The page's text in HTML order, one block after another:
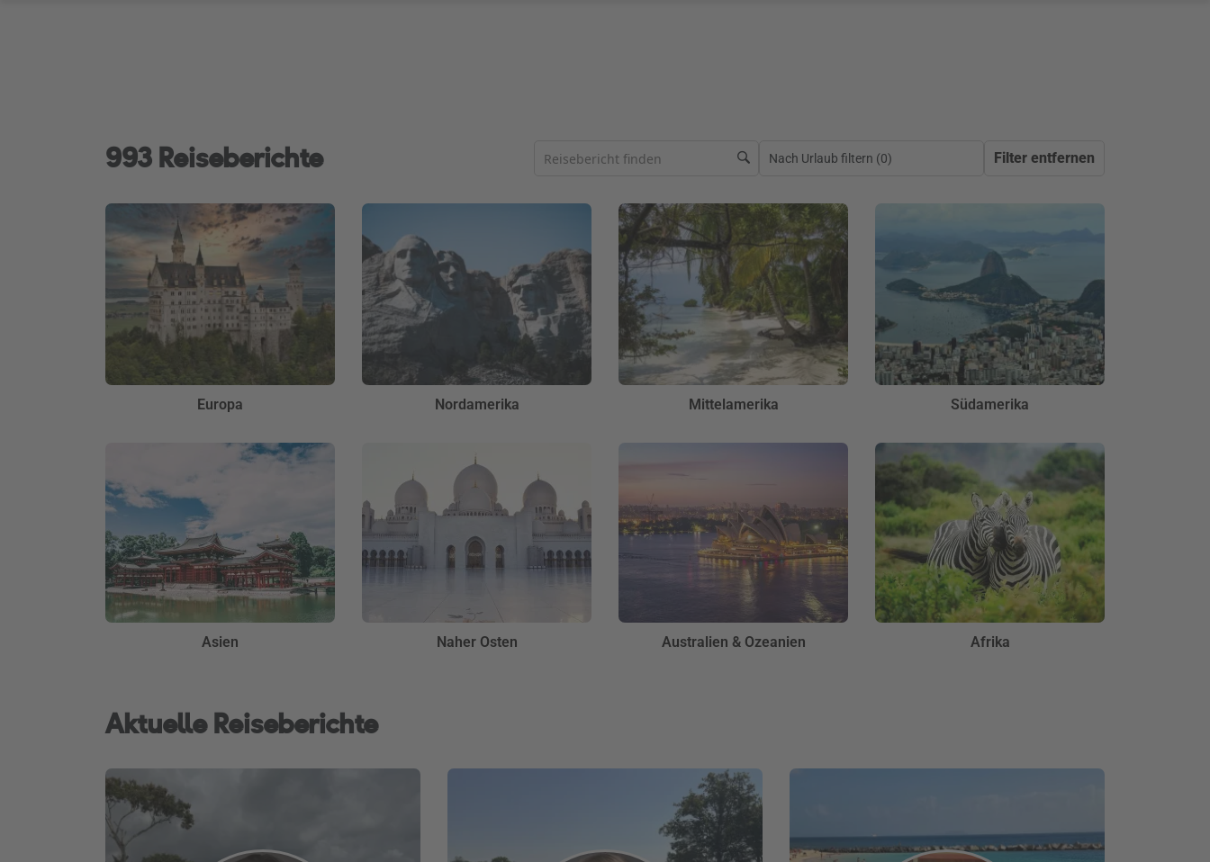
993 Reiseberichte Nach Urlaub filtern (0) Filter entfernen
Europa Nordamerika Mittelamerika Südamerika
Asien Naher Osten Australien & Ozeanien Afrika
Aktuelle Reiseberichte